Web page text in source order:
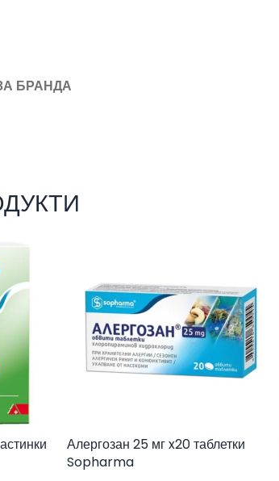
БРАНДА
Алергозан 25 мг x20 таблетки
Sopharma